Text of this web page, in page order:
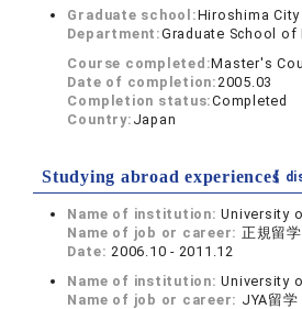
Graduate school:Hiroshima
Department:Graduate School
Course completed:Master's
Date of completion:2005.03
Completion status:Completed
Country: Japan
Studying abroad experiences
【
Name of institution:University
Name of job or career: 正規留学
Date:2006.10 - 2011.12
Name of institution:University
Name of job or career: JYA留学